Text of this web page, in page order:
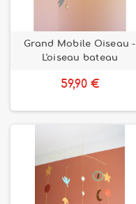
Grand Mobile Oiseau -
L'oiseau bateau
59,90 €